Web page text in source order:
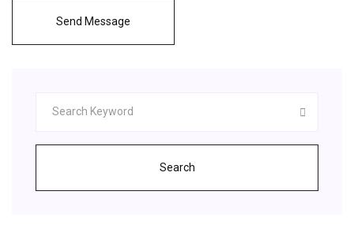
Send Message
Search